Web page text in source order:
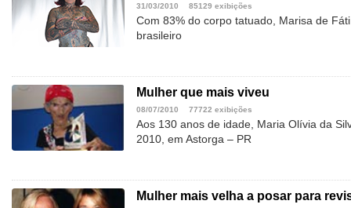
31/03/2010 85129 exibições
Com 83% do corpo tatuado, Marisa de
brasileiro
Mulher que mais viveu
08/07/2010 77722 exibições
Aos 130 anos de idade, Maria Olívia da
2010, em Astorga – PR
Mulher mais velha a posar para